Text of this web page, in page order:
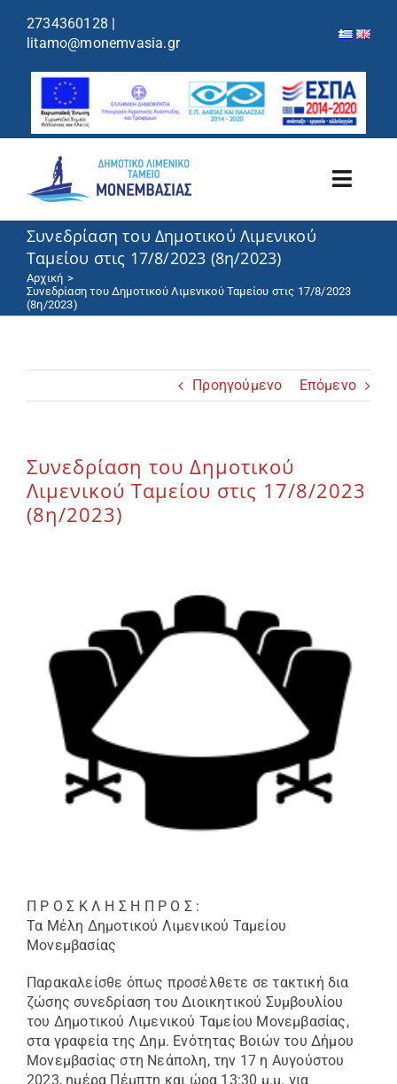
2734360128 |
litamo@monemvasia.gr
Λιμενικό Ταμείο
Λιμάνια/Ελλιμενισμός
Ανακοινώσεις
Συνεδρίαση του Δημοτικού Λιμενικού
Ταμείου στις 17/8/2023 (8η/2023)
Αρχική
Συνεδρίαση του Δημοτικού Λιμενικού Ταμείου στις 17/8/2023
(8η/2023)
Προηγούμενο Επόμενο
Συνεδρίαση του Δημοτικού
Λιμενικού Ταμείου στις 17/8/2023
(8η/2023)
Π Ρ Ο Σ Κ Λ Η Σ Η Π Ρ Ο Σ :
Τα Μέλη Δημοτικού Λιμενικoύ Ταμείου
Μονεμβασίας
Παρακαλείσθε όπως προσέλθετε σε τακτική δια
ζώσης συνεδρίαση του Διοικητικού Συμβουλίου
του Δημοτικού Λιμενικού Ταμείου Μονεμβασίας,
στα γραφεία της Δημ. Ενότητας Βοιών του Δήμου
Μονεμβασίας στη Νεάπολη, την 17 η Αυγούστου
2023, ημέρα Πέμπτη και ώρα 13:30 μ.μ. για